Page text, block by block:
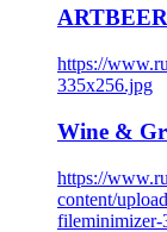
https://
335x256.jpg
Wine &
https://
content/
fileminimizer-